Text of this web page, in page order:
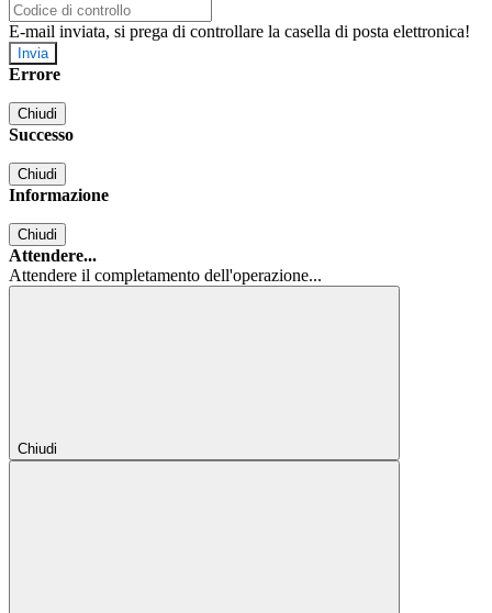
E-mail inviata, si prega di controllare la casella di posta elettronica!
Errore
Chiudi
Successo
Chiudi
Informazione
Chiudi
Attendere...
Attendere il completamento dell'operazione...
Chiudi